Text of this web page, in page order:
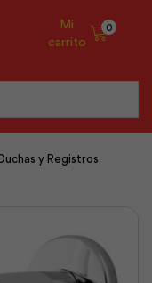
Mi
carrito
0
Duchas y Registros